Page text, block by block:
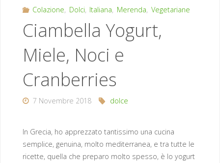
Colazione, Dolci, Italiana, Merenda, Vegetariane
Ciambella Yogurt,
Miele, Noci e
Cranberries
7 Novembre 2018 dolce
In Grecia, ho apprezzato tantissimo una cucina
semplice, genuina, molto mediterranea, e tra tutte le
ricette, quella che preparo molto spesso, è lo yogurt